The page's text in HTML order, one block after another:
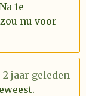
1e
nu voor
2 jaar geleden